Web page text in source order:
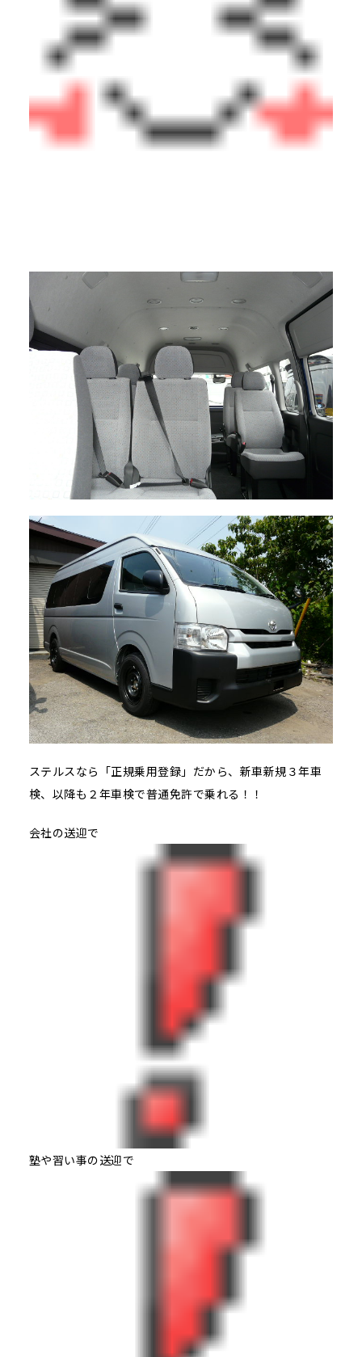
ステルスなら「正規乗用登録」だから、新車新規３年車
検、以降も２年車検で普通免許で乗れる！！
会社の送迎で
塾や習い事の送迎で